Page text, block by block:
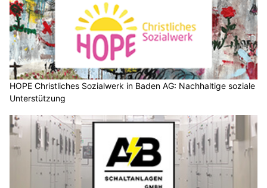
HOPE Christliches Sozialwerk in Baden AG: Nachhaltige soziale
Unterstützung